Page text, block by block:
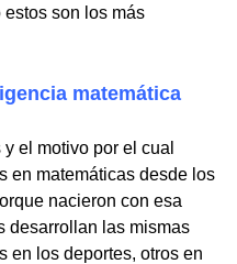
son los más
matemática
el motivo por el cual
en matemáticas desde los
nacieron con esa
desarrollan las mismas
en los deportes, otros en